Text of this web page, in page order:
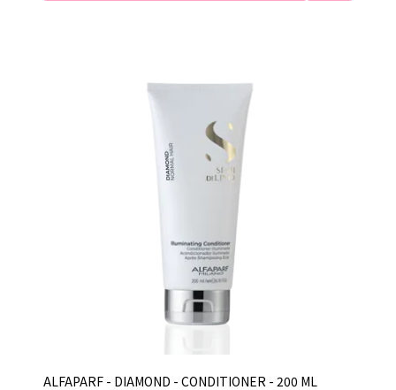
ALFAPARF - DIAMOND - CONDITIONER - 200 ML